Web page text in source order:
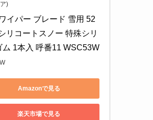
)
イパー ブレード 雪用 52
リコートスノー 特殊シリ
ム 1本入 呼番11 WSC53W
Amazonで見る
楽天市場で見る